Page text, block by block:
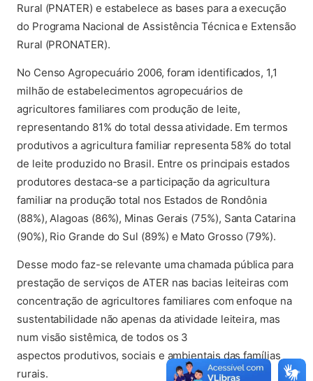
Rural (PNATER) e estabelece as bases para a execução
do Programa Nacional de Assistência Técnica e Extensão
Rural (PRONATER).
No Censo Agropecuário 2006, foram identificados, 1,1
milhão de estabelecimentos agropecuários de
agricultores familiares com produção de leite,
representando 81% do total dessa atividade. Em termos
produtivos a agricultura familiar representa 58% do total
de leite produzido no Brasil. Entre os principais estados
produtores destaca-se a participação da agricultura
familiar na produção total nos Estados de Rondônia
(88%), Alagoas (86%), Minas Gerais (75%), Santa Catarina
(90%), Rio Grande do Sul (89%) e Mato Grosso (79%).
Desse modo faz-se relevante uma chamada pública para
prestação de serviços de ATER nas bacias leiteiras com
concentração de agricultores familiares com enfoque na
sustentabilidade não apenas da atividade leiteira, mas
num visão sistêmica, de todos os 3
aspectos produtivos, sociais e ambientais das famílias
rurais.